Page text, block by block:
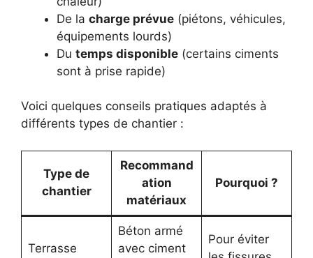
De la charge prévue (piétons, véhicules,
équipements lourds)
Du temps disponible (certains ciments
sont à prise rapide)
Voici quelques conseils pratiques adaptés à
différents types de chantier :
Type de
chantier
Recommand
ation
matériaux
Pourquoi ?
Terrasse
Béton armé
avec ciment
Pour éviter